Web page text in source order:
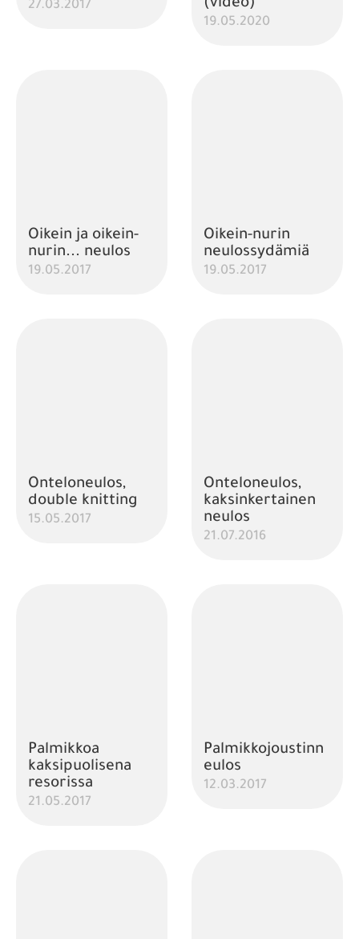
27.03.2017 (video)
19.05.2020
Oikein ja oikein-
nurin... neulos
19.05.2017
Oikein-nurin
neulossydämiä
19.05.2017
Onteloneulos,
double knitting
15.05.2017
Onteloneulos,
kaksinkertainen
neulos
21.07.2016
Palmikkoa
kaksipuolisena
resorissa
21.05.2017
Palmikkojoustinn
eulos
12.03.2017